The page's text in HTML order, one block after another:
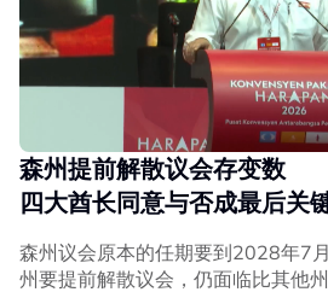
森州提前解散议会存变数
四大酋长同意与否成最后关
森州议会原本的任期要到2028年7
州要提前解散议会，仍面临比其他